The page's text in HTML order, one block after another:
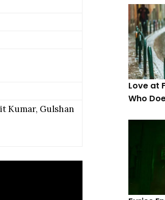
Kumar, Gulshan
Love at
Who